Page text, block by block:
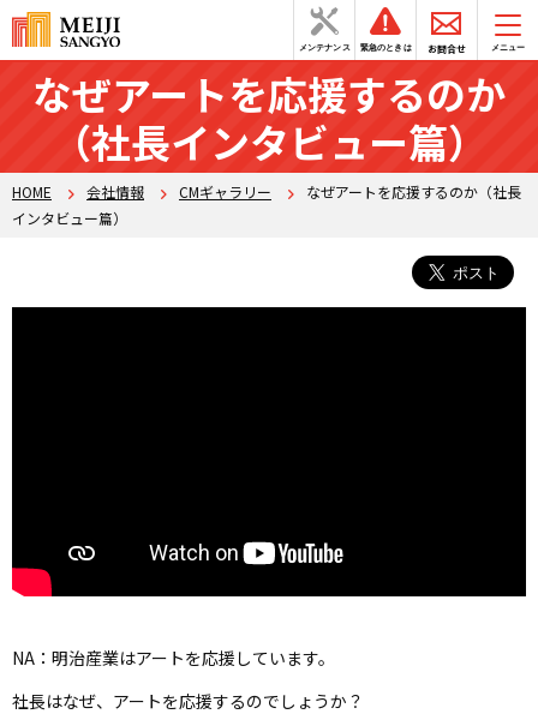
メンテナンス 緊急のときは お問合せ メニュー
なぜアートを応援するのか
（社長インタビュー篇）
HOME 会社情報 CMギャラリー
なぜアートを応援するのか（社長
インタビュー篇）
NA：明治産業はアートを応援しています。
社長はなぜ、アートを応援するのでしょうか？